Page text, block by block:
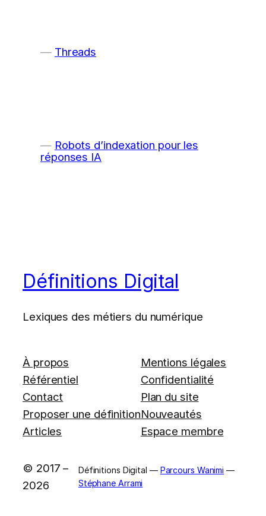
Threads
Robots d’indexation pour les
réponses IA
Définitions Digital
Lexiques des métiers du numérique
À propos
Référentiel
Contact
Proposer une définition
Articles
Mentions légales
Confidentialité
Plan du site
Nouveautés
Espace membre
© 2017 –
2026
Définitions Digital — Parcours Wanimi —
Stéphane Arrami